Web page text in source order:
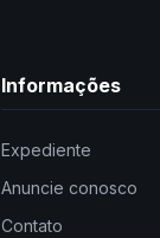
Informações
Expediente
Anuncie conosco
Contato